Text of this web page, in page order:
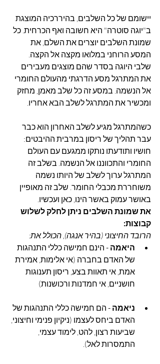
יישומם של כל השלבים, בהיררכיה המוצגת
ב"יוגה סוטרה" היא חשובה ואף הכרחית. כל
שמונת השלבים יוצרים את השלם, את
המסע הרוחני במלואו מקצה אל הקצה.
שלבי היוגה בסדר שהם מוצגים מעבירים
את המתרגל מסע הדרגתי מהעולם החומרי
אל הנשמה. במסע זה כל שלב מאמן, מחזק
ומכשיר את המתרגל לשלב הבא אחריו.
כשהמתרגל מגיע לשלב האחרון הוא כבר
עבר תהליך של ריסון במרבית ההיבטים:
חושיו ותודעתו נותקו ממגעם עם העולם
החומרי והתכווננו אל הנשמה. בשלב זה
המתרגל ערוך לשלב של היותו נשמה
משוחררת מכבלי החומר. שלב זה מאופיין
באושר עמוק באשר הינו, כאן ועכשיו.
את שמונת השלבים ניתן לחלק לשלוש
קבוצות:
הרובד החיצוני (בהיר אנגה), הכולל את:
היאמה - הינם חמישה כללי התנהגות
של האדם בחברה (אי אלימות, אמירת
אמת, אי תאוות בצע, ריסון תענוגות
חושניים, אי חמדנות ורכושנות)
ניאמה - הם חמישה כללי התנהגות של
האדם ביחס לעצמו (ניקיון פנימי וחיצוני,
שביעות רצון, להט, לימוד עצמי,
התמסרות לאל).